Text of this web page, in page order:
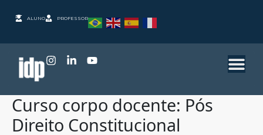
ALUNO PROFESSOR
Curso corpo docente: Pós
Direito Constitucional